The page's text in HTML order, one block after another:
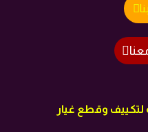
لتكييف وقطع غيار